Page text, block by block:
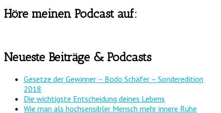
Höre meinen Podcast auf:
Neueste Beiträge & Podcasts
Gesetze der Gewinner – Bodo Schäfer – Sonderedition
2018
Die wichtigste Entscheidung deines Lebens
Wie man als hochsensibler Mensch mehr innere Ruhe